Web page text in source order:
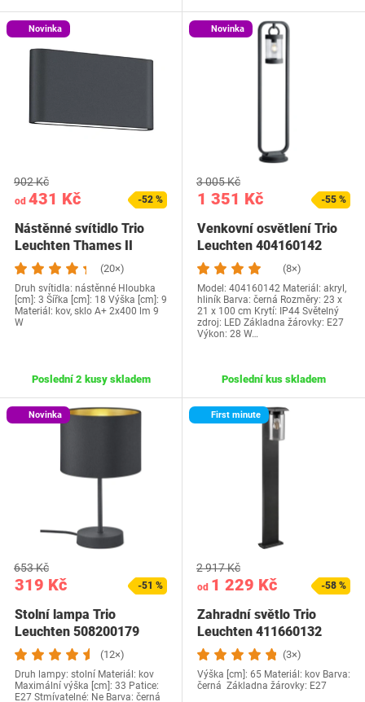
Novinka
od 431 Kč
902 Kč
-52 %
Nástěnné svítidlo Trio
Leuchten Thames II
(20×)
Druh svítidla: nástěnné Hloubka
[cm]: 3 Šířka [cm]: 18 Výška [cm]: 9
Materiál: kov, sklo A+ 2x400 lm 9
W
Poslední 2 kusy skladem
Novinka
1 351 Kč
3 005 Kč
-55 %
Venkovní osvětlení Trio
Leuchten 404160142
(8×)
Model: 404160142 Materiál: akryl,
hliník Barva: černá Rozměry: 23 x
21 x 100 cm Krytí: IP44 Světelný
zdroj: LED Základna žárovky: E27
Výkon: 28 W…
Poslední kus skladem
Novinka
319 Kč
653 Kč
-51 %
Stolní lampa Trio
Leuchten 508200179
(12×)
Druh lampy: stolní Materiál: kov
Maximální výška [cm]: 33 Patice:
E27 Stmívatelné: Ne Barva: černá
First minute
od 1 229 Kč
2 917 Kč
-58 %
Zahradní světlo Trio
Leuchten 411660132
(3×)
Výška [cm]: 65 Materiál: kov Barva:
černá Základna žárovky: E27